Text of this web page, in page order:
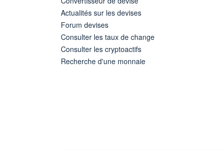
Actualités sur les devises
Forum devises
Consulter les taux de change
Consulter les cryptoactifs
Recherche d'une monnaie